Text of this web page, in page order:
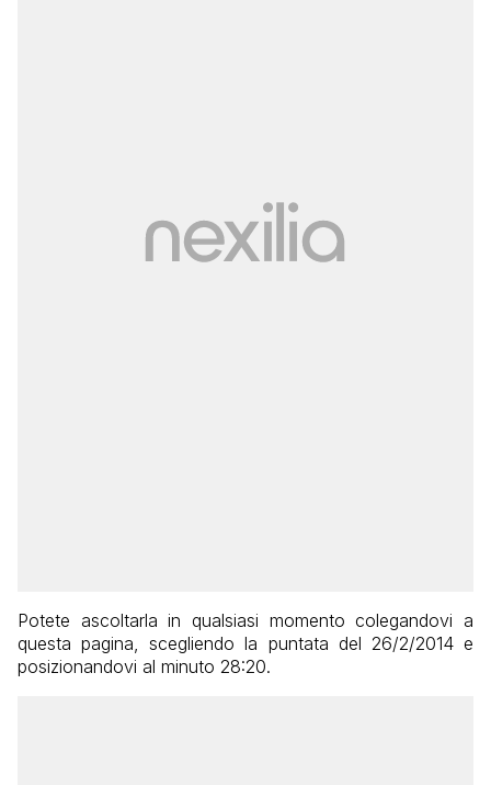
Potete ascoltarla in qualsiasi momento colegandovi a
questa pagina, scegliendo la puntata del 26/2/2014 e
posizionandovi al minuto 28:20.